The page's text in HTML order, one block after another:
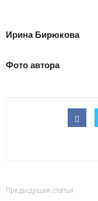
Ирина Бирюкова
Фото автора
Предыдущая статья